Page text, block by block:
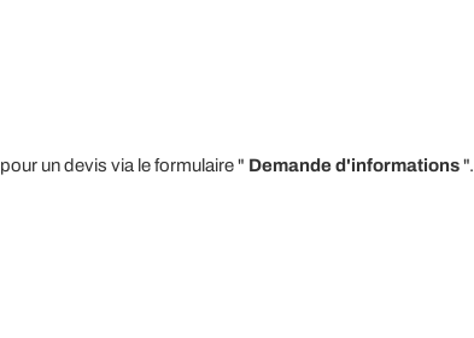
un devis via le formulaire " Demande d'informations".